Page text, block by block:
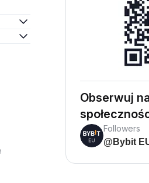
Obserwuj
Followers
@Bybit